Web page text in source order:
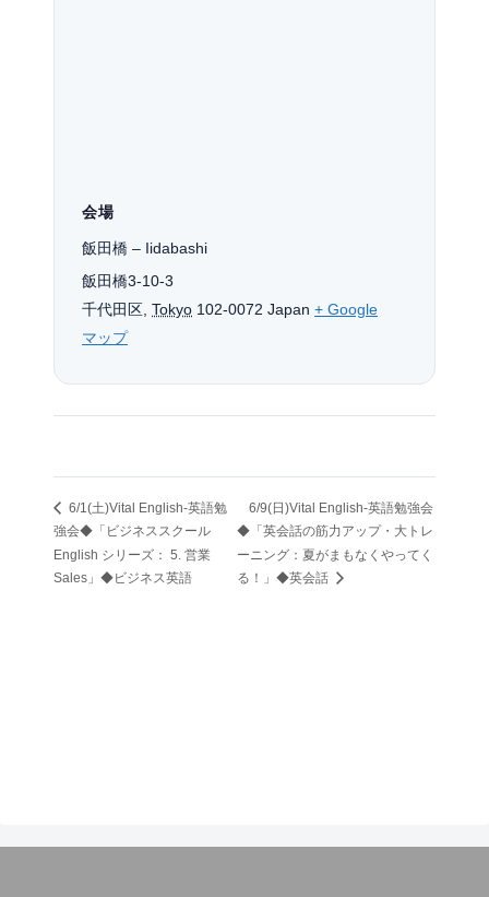
会場
飯田橋 – Iidabashi
飯田橋3-10-3
千代田区 Tokyo 102-0072 Japan + Google
マップ
6/1(土)Vital English-英語勉
強会◆「ビジネススクール
English シリーズ： 5. 営業
Sales」◆ビジネス英語
6/9(日)Vital English-英語勉強会
◆「英会話の筋力アップ・大トレ
ーニング：夏がまもなくやってく
る！」◆英会話